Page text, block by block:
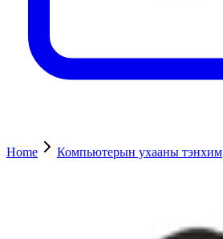
Home Компьютерын ухааны тэнхим